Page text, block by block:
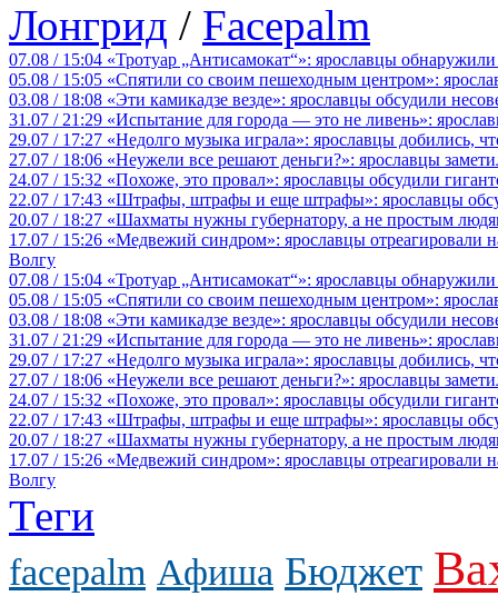
Лонгрид / Facepalm
07.08 / 15:04 «Тротуар „Антисамокат“»: ярославцы
05.08 / 15:05 «Спятили со своим пешеходным центром»:
03.08 / 18:08 «Эти камикадзе везде»: ярославцы обсудили
31.07 / 21:29 «Испытание для города — это не ливень»:
29.07 / 17:27 «Недолго музыка играла»: ярославцы добились,
27.07 / 18:06 «Неужели все решают деньги?»: ярославцы
24.07 / 15:32 «Похоже, это провал»: ярославцы обсудили
22.07 / 17:43 «Штрафы, штрафы и еще штрафы»: ярославцы
20.07 / 18:27 «Шахматы нужны губернатору, а не простым
17.07 / 15:26 «Медвежий синдром»: ярославцы отреагировали
Волгу
07.08 / 15:04 «Тротуар „Антисамокат“»: ярославцы
05.08 / 15:05 «Спятили со своим пешеходным центром»:
03.08 / 18:08 «Эти камикадзе везде»: ярославцы обсудили
31.07 / 21:29 «Испытание для города — это не ливень»:
29.07 / 17:27 «Недолго музыка играла»: ярославцы добились,
27.07 / 18:06 «Неужели все решают деньги?»: ярославцы
24.07 / 15:32 «Похоже, это провал»: ярославцы обсудили
22.07 / 17:43 «Штрафы, штрафы и еще штрафы»: ярославцы
20.07 / 18:27 «Шахматы нужны губернатору, а не простым
17.07 / 15:26 «Медвежий синдром»: ярославцы отреагировали
Волгу
Теги
facepalm Афиша Бюджет